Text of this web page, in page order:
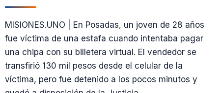
MISIONES.UNO | En Posadas, un joven de 28 años
fue víctima de una estafa cuando intentaba pagar
una chipa con su billetera virtual. El vendedor se
transfirió 130 mil pesos desde el celular de la
víctima, pero fue detenido a los pocos minutos y